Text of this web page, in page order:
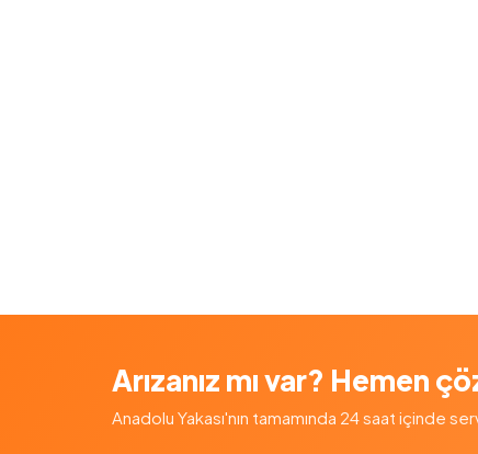
Arızanız mı var? Hemen
Anadolu Yakası'nın tamamında 24 saat içinde